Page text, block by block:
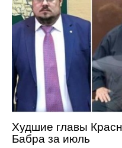
Худшие главы
Бабра за июль